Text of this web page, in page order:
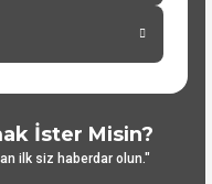
İster Misin?
ilk siz haberdar olun."